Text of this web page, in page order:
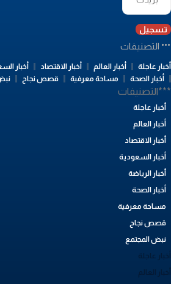
تسجيل
التصنيفات
عاجلة أخبار العالم أخبار الاقتصاد أخبار
أخبار الصحة
مساحة معرفية قصص نجاح
أخبار عاجلة
أخبار العالم
أخبار الاقتصاد
أخبار السعودية
أخبار الرياضة
أخبار الصحة
مساحة معرفية
قصص نجاح
نبض المجتمع
عاجلة
العالم